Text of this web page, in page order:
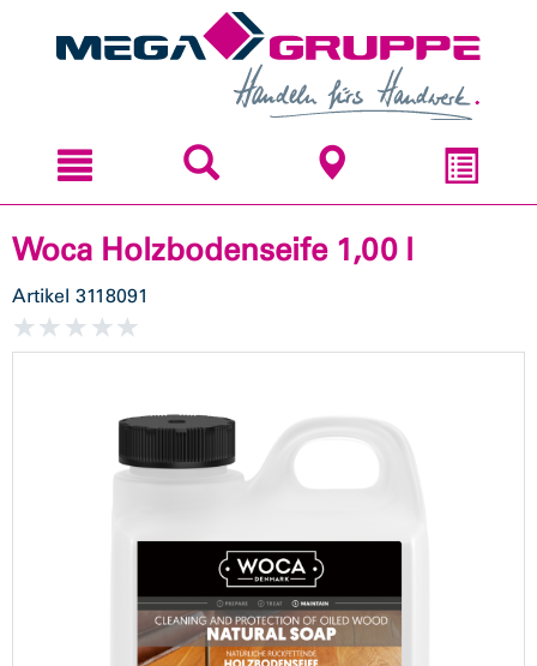
Woca Holzbodenseife 1,00 l
Artikel 3118091